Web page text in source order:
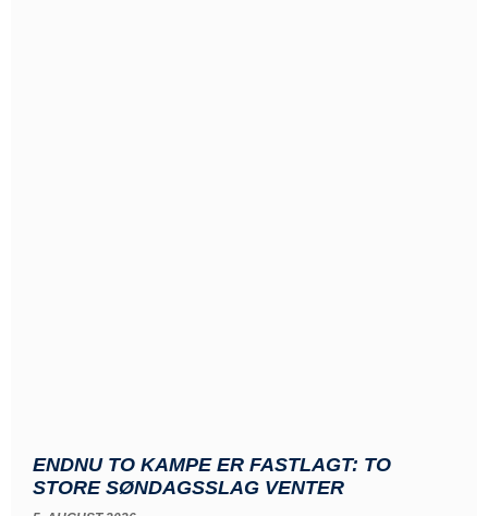
ENDNU TO KAMPE ER FASTLAGT: TO
STORE SØNDAGSSLAG VENTER